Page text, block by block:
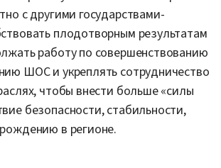
с другими государствами-
плодотворным результатам
работу по совершенствованию
ШОС и укреплять сотрудничество
чтобы внести больше «силы
безопасности, стабильности,
ю в регионе.